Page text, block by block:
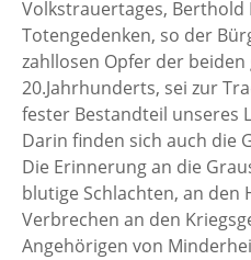
Volkstrauertages, Berthold
Totengedenken, so der
zahllosen Opfer der
20.Jahrhunderts, sei zur
fester Bestandteil unseres
Darin finden sich auch die
Die Erinnerung an die
blutige Schlachten, an den
Verbrechen an den
Angehörigen von